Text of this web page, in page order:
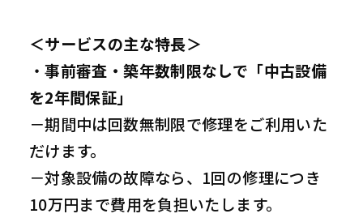
＜サービスの主な特長＞
・事前審査・築年数制限なしで「中古設備
を2年間保証」
－期間中は回数無制限で修理をご利用いた
だけます。
－対象設備の故障なら、1回の修理につき
10万円まで費用を負担いたします。